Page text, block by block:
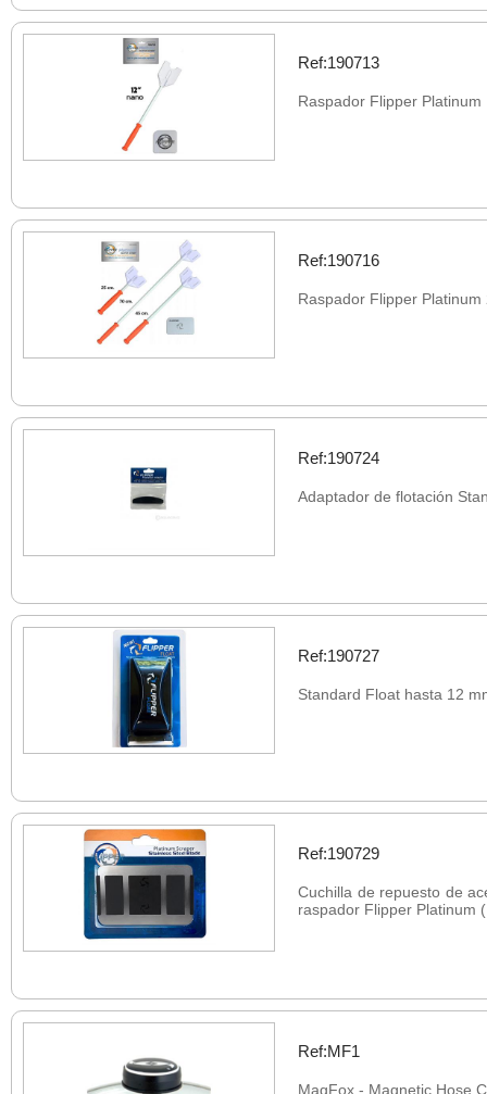
Ref:190713
Raspador Flipper Platinum
Ref:190716
Raspador Flipper
Ref:190724
Adaptador de flotación
Ref:190727
Standard Float hasta 12
Ref:190729
Cuchilla de repuesto de
raspador Flipper Platinum
Ref:MF1
MagFox - Magnetic Hose